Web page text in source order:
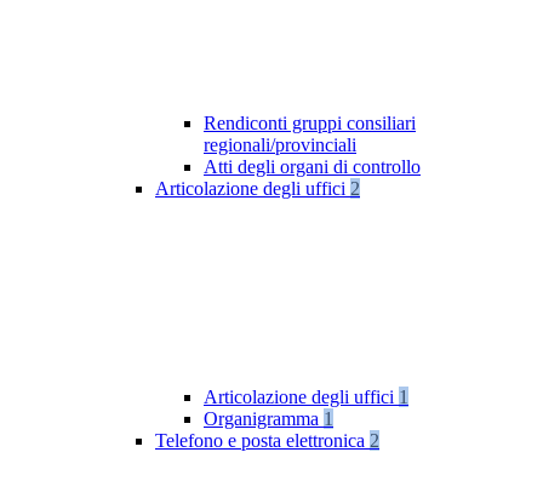
Rendiconti gruppi consiliari
regionali/provinciali
Atti degli organi di controllo
Articolazione degli uffici 2
Articolazione degli uffici 1
Organigramma 1
Telefono e posta elettronica 2